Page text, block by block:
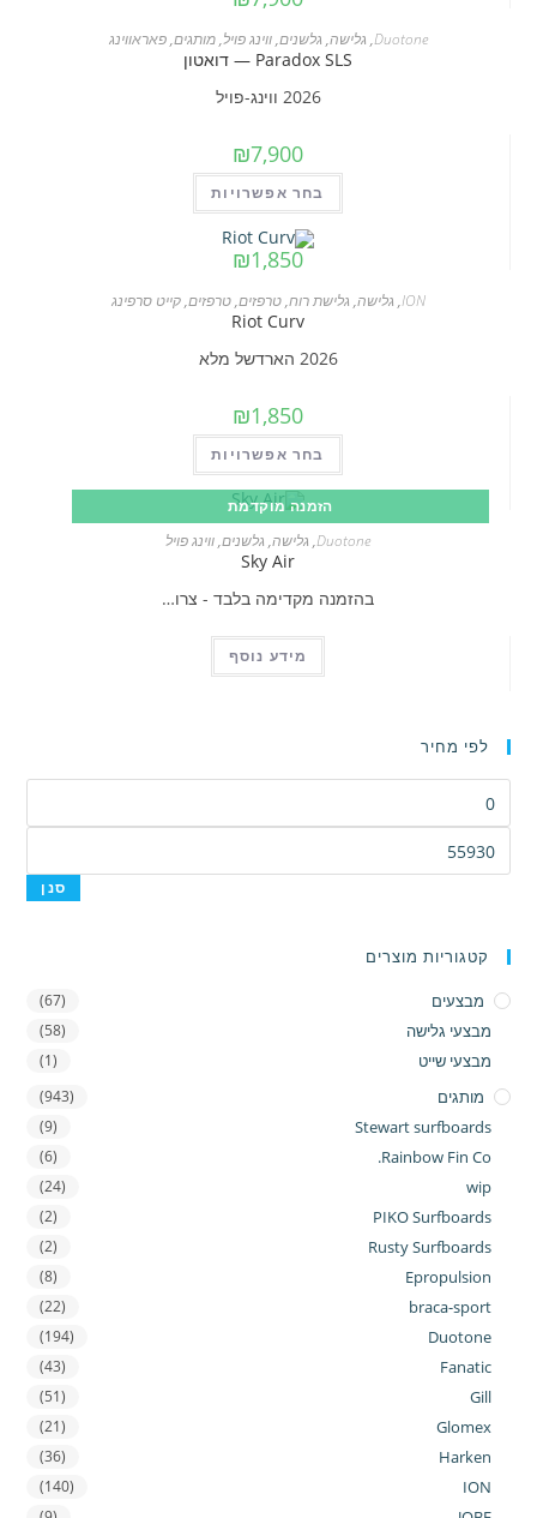
Duotone
, גלישה, גלשנים,ווינג פויל,מותגים,פאראווינג
Paradox SLS — דואטון
2026 ווינג-פויל
₪7,900
בחר אפשרויות
זה
סוגים.
המוצר
₪1,850
ION
, גלישה, גלישת רוח,טרפזים,טרפזים,קייט סרפינג
Riot Curv
2026 הארדשל מלא
₪1,850
בחר אפשרויות
זה
מספר
ניתן
הזמנה מוקדמת
Duotone
, גלישה, גלשנים,ווינג פויל
Sky Air
בהזמנה מקדימה בלבד - צרו…
מידע נוסף
לפי מחיר
מינימלי
מקסימלי
סנן
קטגוריות מוצרים
מבצעים (67)
מבצעי גלישה (58)
מבצעי שייט (1)
מותגים (943)
Stewart surfboards
(9)
Rainbow Fin Co.
(6)
wip
(24)
PIKO Surfboards
(2)
Rusty Surfboards
(2)
Epropulsion
(8)
braca-sport
(22)
Duotone
(194)
Fanatic
(43)
Gill
(51)
Glomex
(21)
Harken
(36)
ION
(140)